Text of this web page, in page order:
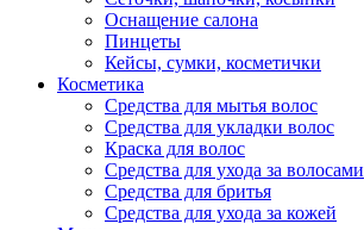
Оснащение салона
Пинцеты
Кейсы, сумки, косметички
Косметика
Средства для мытья волос
Средства для укладки волос
Краска для волос
Средства для ухода за волосами
Средства для бритья
Средства для ухода за кожей